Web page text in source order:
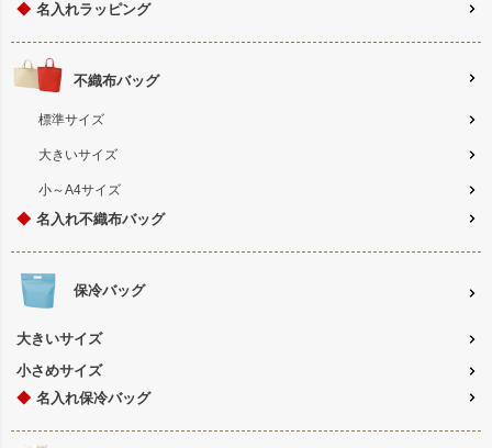
◆ 名入れラッピング
不織布バッグ
標準サイズ
大きいサイズ
小～A4サイズ
◆ 名入れ不織布バッグ
保冷バッグ
大きいサイズ
小さめサイズ
◆ 名入れ保冷バッグ